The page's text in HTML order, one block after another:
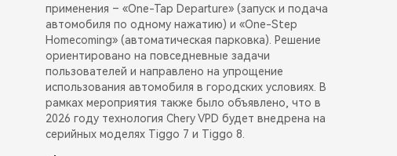
применения – «One-Tap Departure» (запуск и подача
автомобиля по одному нажатию) и «One-Step
Homecoming» (автоматическая парковка). Решение
ориентировано на повседневные задачи
пользователей и направлено на упрощение
использования автомобиля в городских условиях. В
рамках мероприятия также было объявлено, что в
2026 году технология Chery VPD будет внедрена на
серийных моделях Tiggo 7 и Tiggo 8.